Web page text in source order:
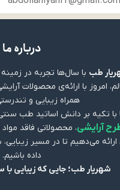
درباره ما
طب با سال‌ها تجربه در
امروز با ارائه‌ی محصولات
همراه زیبایی و
با تکیه بر دانش اساتید طب سنتی
آرایشی، محصولاتی فاقد
می‌دهیم تا در مسیر
داده باشیم.
شهریار طب؛ جایی که زیبایی